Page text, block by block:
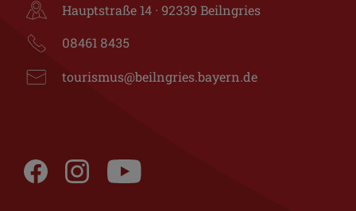
Hauptstraße 14 · 92339 Beilngries
08461 8435
tourismus@beilngries.bayern.de